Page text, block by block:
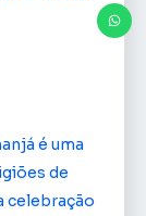
é uma
de
celebração